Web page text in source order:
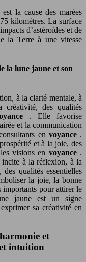
la cause des marées
kilomètres. La surface
d’astéroïdes et de
la Terre à une vitesse
la lune jaune et son
à la clarté mentale, à
créativité, des qualités
. Elle favorise
et la communication
en voyance .
et à la joie, des
visions en voyance .
à la réflexion, à la
qualités essentielles
la joie, la bonne
importants pour attirer le
jaune est un signe
sa créativité en
et
intuition